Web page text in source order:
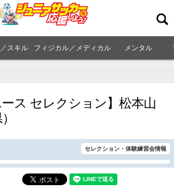
スキル フィジカル／メディカル メンタル
ース セレクション】松本山
セレクション・体験練習会情報